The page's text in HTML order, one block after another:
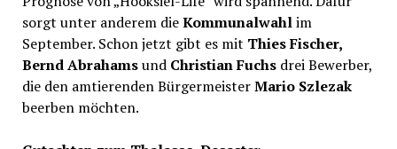
sorgt unter anderem dieKommunalwahlim
September. Schon jetzt gibt es mit Thies Fischer,
Bernd Abrahamsund Christian Fuchsdrei Bewerber,
die den amtierenden BürgermeisterMario Szlezak
beerben möchten.